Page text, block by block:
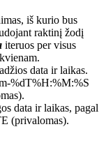
iš kurio bus
raktinį žodį
iteruos per visus
data ir laikas.
%dT%H:%M:%S
data ir laikas, pagal
(privalomas).